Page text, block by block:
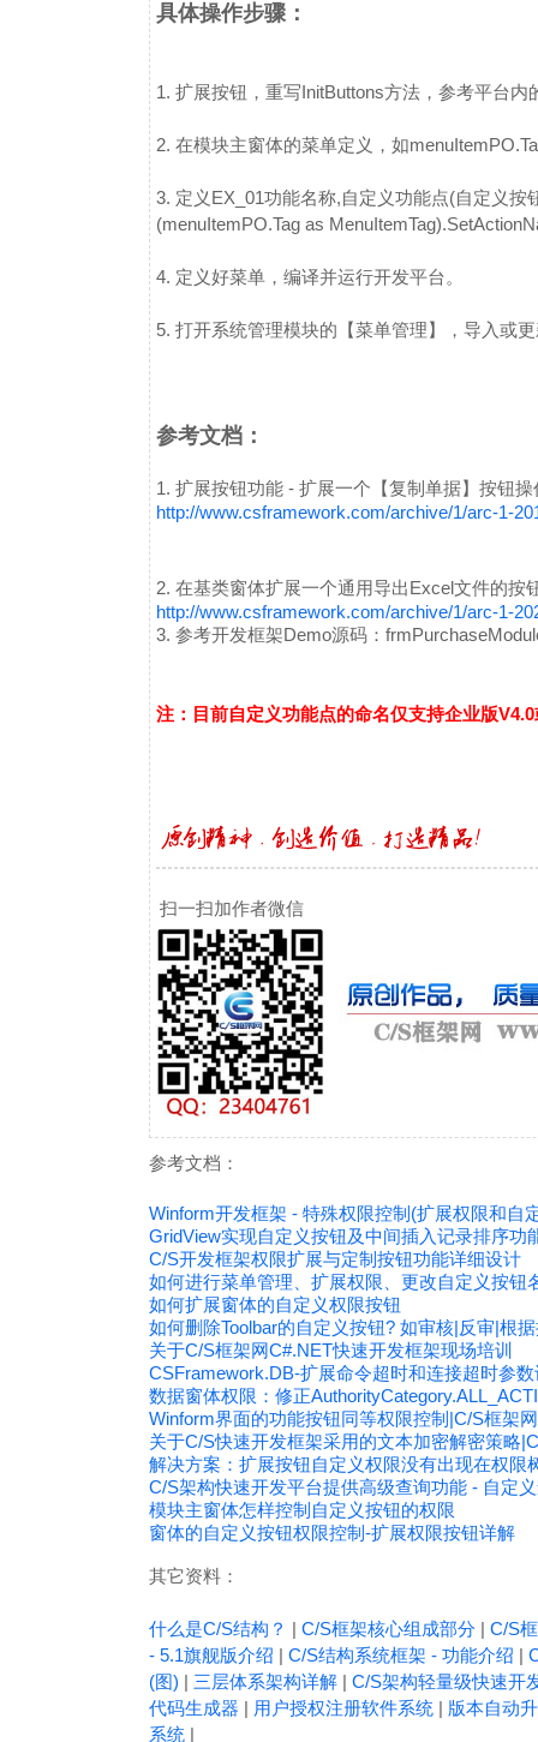
具体操作步骤：
1. 扩展按钮，重写InitButtons方法，参考平台内
2. 在模块主窗体的菜单定义，如
3. 定义EX_01功能名称,自定义功能点(自定义按
(menuItemPO.Tag as
4. 定义好菜单，编译并运行开发平台。
5. 打开系统管理模块的【菜单管理】，导入或
参考文档：
1. 扩展按钮功能 - 扩展一个【复制单据】按钮操
http://www.csframework.com/archive/1/arc-1-
2. 在基类窗体扩展一个通用导出Excel文件的按
http://www.csframework.com/archive/1/arc-1-
3. 参考开发框架Demo源码：
注：目前自定义功能点的命名仅支持企业版
扫一扫加作者微信
参考文档：
Winform开发框架 - 特殊权限控制(扩展权限和自
GridView实现自定义按钮及中间插入记录排序功
C/S开发框架权限扩展与定制按钮功能详细设计
如何进行菜单管理、扩展权限、更改自定义按钮
如何扩展窗体的自定义权限按钮
如何删除Toolbar的自定义按钮? 如审核|反审|根
关于C/S框架网C#.NET快速开发框架现场培训
CSFramework.DB-扩展命令超时和连接超时参
数据窗体权限：修正
Winform界面的功能按钮同等权限控制|C/S框架网
关于C/S快速开发框架采用的文本加密解密策略
解决方案：扩展按钮自定义权限没有出现在权限
C/S架构快速开发平台提供高级查询功能 - 自定
模块主窗体怎样控制自定义按钮的权限
窗体的自定义按钮权限控制-扩展权限按钮详解
其它资料：
什么是C/S结构？ | C/S框架核心组成部分 | C/S
- 5.1旗舰版介绍 | C/S结构系统框架 - 功能介绍 |
(图) | 三层体系架构详解 | C/S架构轻量级快速开
代码生成器 | 用户授权注册软件系统 | 版本自动
系统 |